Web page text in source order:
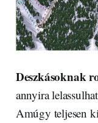
Deszkásoknak
annyira
Amúgy teljesen